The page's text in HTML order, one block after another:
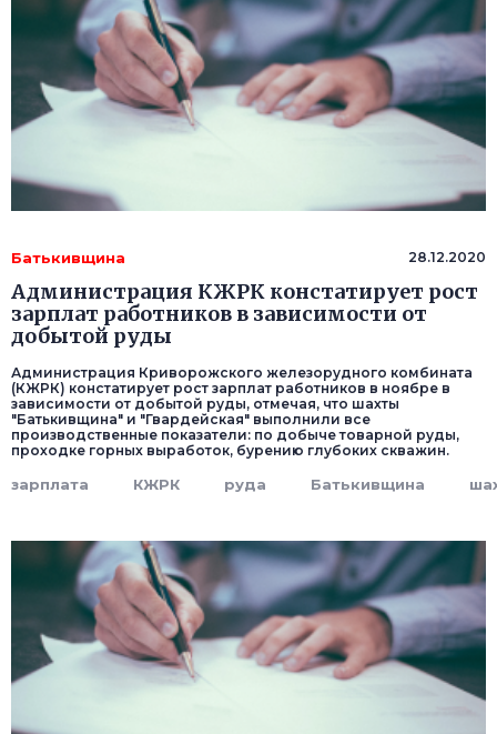
Батькивщина 28.12.2020
Администрация КЖРК констатирует рост
зарплат работников в зависимости от
добытой руды
Администрация Криворожского железорудного комбината
(КЖРК) констатирует рост зарплат работников в ноябре в
зависимости от добытой руды, отмечая, что шахты
"Батькивщина" и "Гвардейская" выполнили все
производственные показатели: по добыче товарной руды,
проходке горных выработок, бурению глубоких скважин.
зарплата КЖРК руда Батькивщина